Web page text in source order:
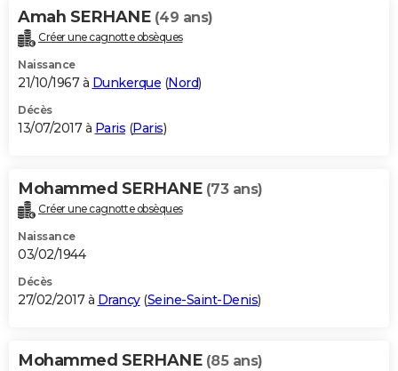
Amah SERHANE (49 ans)
Créer une cagnotte obsèques
Naissance
21/10/1967 à Dunkerque (Nord)
Décès
13/07/2017 à Paris (Paris)
Mohammed SERHANE (73 ans)
Créer une cagnotte obsèques
Naissance
03/02/1944
Décès
27/02/2017 à Drancy(Seine-Saint-Denis)
Mohammed SERHANE (85 ans)